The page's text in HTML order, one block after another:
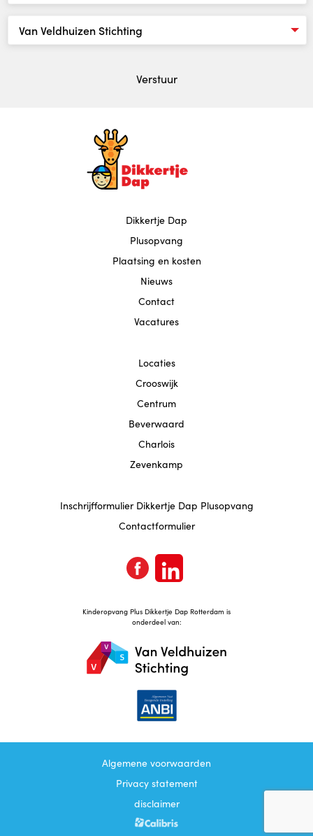
Locaties
Locatie Charlois
Locatie Zevenkamp
Verstuur
Dikkertje Dap
Plusopvang
Plaatsing en kosten
Nieuws
Contact
Vacatures
Locaties
Crooswijk
Centrum
Beverwaard
Charlois
Zevenkamp
Inschrijfformulier Dikkertje Dap Plusopvang
Contactformulier
Kinderopvang Plus Dikkertje Dap Rotterdam is
onderdeel van:
Algemene voorwaarden
Privacy statement
disclaimer